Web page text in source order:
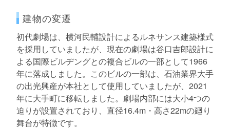
建物の変遷
初代劇場は、横河民輔設計によるルネサンス建築様式
を採用していましたが、現在の劇場は谷口吉郎設計に
よる国際ビルヂングとの複合ビルの一部として1966
年に落成しました。このビルの一部は、石油業界大手
の出光興産が本社として使用していましたが、2021
年に大手町に移転しました。劇場内部には大小4つの
迫りが設置されており、直径16.4m・高さ22mの廻り
舞台が特徴です。